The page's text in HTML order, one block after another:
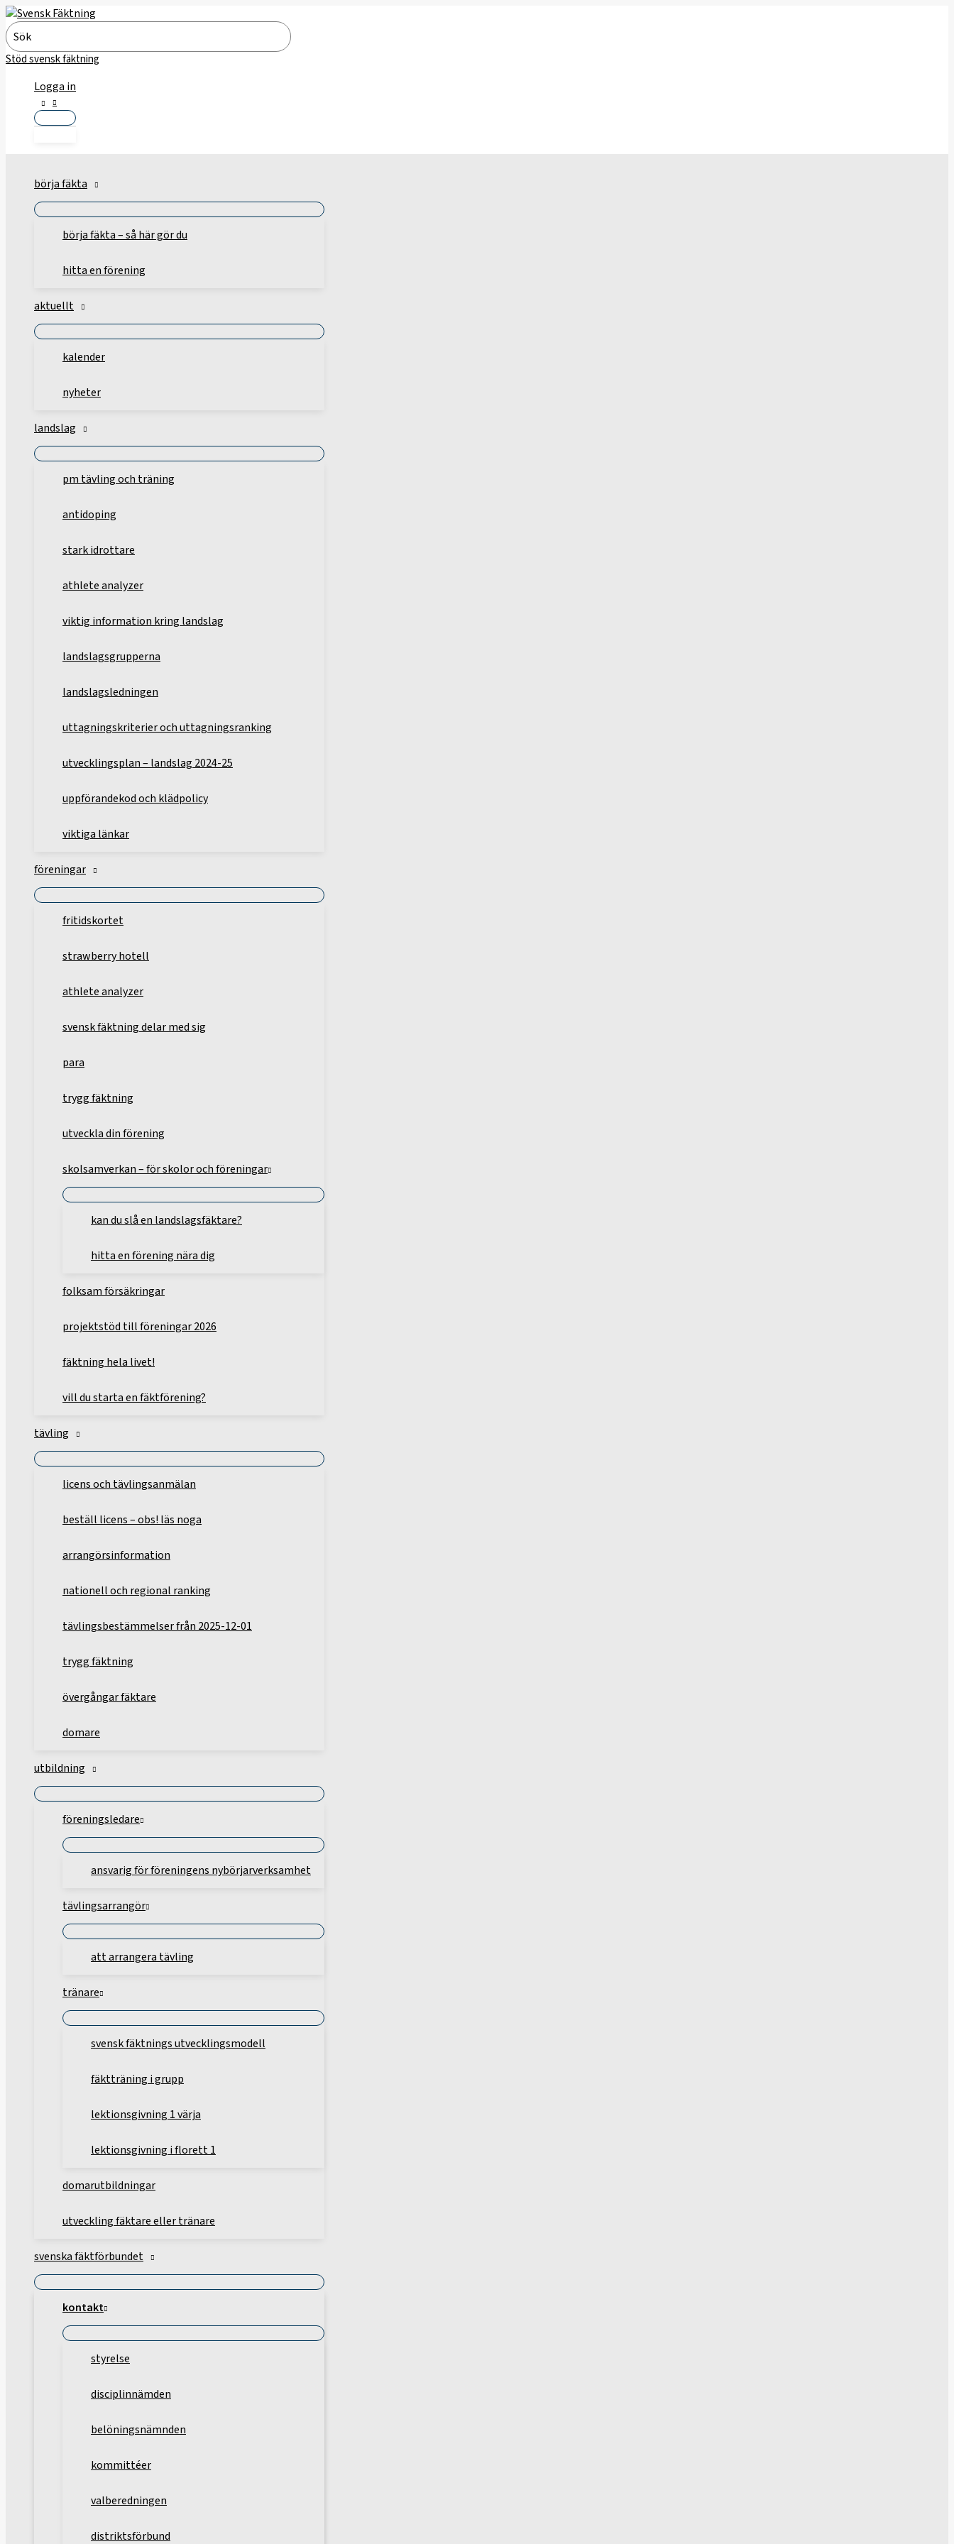
Hoppa
till
innehåll
Search
for:
Stöd svensk fäktning
Logga in
börja fäkta
börja fäkta – så här gör du
hitta en förening
aktuellt
kalender
nyheter
landslag
pm tävling och träning
antidoping
stark idrottare
athlete analyzer
viktig information kring landslag
landslagsgrupperna
landslagsledningen
uttagningskriterier och uttagningsranking
utvecklingsplan – landslag 2024-25
uppförandekod och klädpolicy
viktiga länkar
föreningar
fritidskortet
strawberry hotell
athlete analyzer
svensk fäktning delar med sig
para
trygg fäktning
utveckla din förening
skolsamverkan – för skolor och föreningar
kan du slå en landslagsfäktare?
hitta en förening nära dig
folksam försäkringar
projektstöd till föreningar 2026
fäktning hela livet!
vill du starta en fäktförening?
tävling
licens och tävlingsanmälan
beställ licens – obs! läs noga
arrangörsinformation
nationell och regional ranking
tävlingsbestämmelser från 2025-12-01
trygg fäktning
övergångar fäktare
domare
utbildning
föreningsledare
ansvarig för föreningens nybörjarverksamhet
tävlingsarrangör
att arrangera tävling
tränare
svensk fäktnings utvecklingsmodell
fäktträning i grupp
lektionsgivning 1 värja
lektionsgivning i florett 1
domarutbildningar
utveckling fäktare eller tränare
svenska fäktförbundet
kontakt
styrelse
disciplinnämden
belöningsnämnden
kommittéer
valberedningen
distriktsförbund